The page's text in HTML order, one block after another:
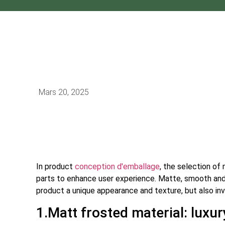
Mars 20, 2025
In product conception d'emballage, the selection of
parts to enhance user experience. Matte, smooth
product a unique appearance and texture, but also
1.Matt frosted material: